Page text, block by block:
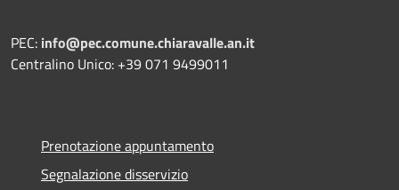
PEC: info@pec.comune.chiaravalle.an.it
Centralino Unico: +39 071 9499011
Prenotazione appuntamento
Segnalazione disservizio